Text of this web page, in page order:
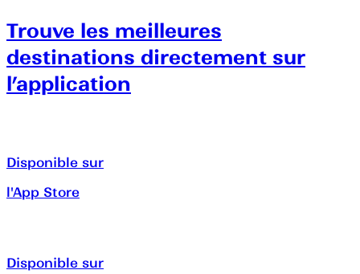
Trouve les meilleures
destinations directement sur
l’application
Disponible sur
l'App Store
Disponible sur